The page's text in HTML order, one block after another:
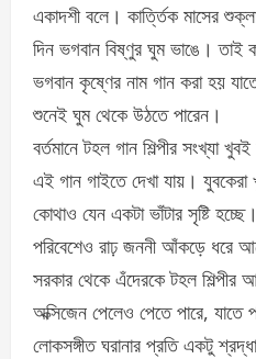
একাদশী বলে। কার্ত্তিক মাসের
দিন ভগবান বিষ্ণুর ঘুম ভাঙে। তাই
ভগবান কৃষ্ণের নাম গান করা হয়
শুনেই ঘুম থেকে উঠতে পারেন।
বর্তমানে টহল গান শিল্পীর সংখ্যা
এই গান গাইতে দেখা যায়।
কোথাও যেন একটা ভাঁটার সৃষ্টি
পরিবেশেও রাঢ় জননী আঁকড়ে ধরে
সরকার থেকে এঁদেরকে টহল শিল্পীর
অক্সিজেন পেলেও পেতে পারে,
লোকসঙ্গীত ঘরানার প্রতি একটু